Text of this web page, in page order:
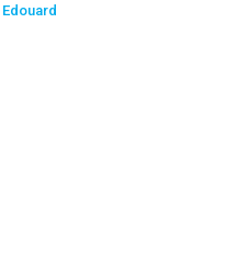
Edouard